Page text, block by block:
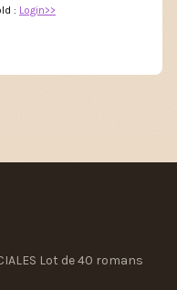
: Login>>
Lot de 40 romans